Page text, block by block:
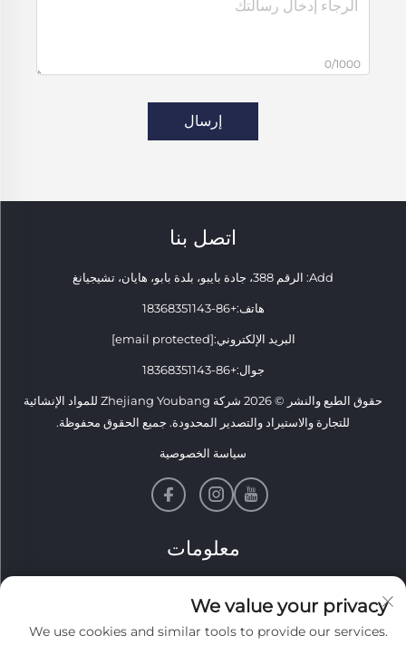
0/1000
إرسال
اتصل بنا
Add: الرقم 388، جادة بايبو، بلدة بابو، هايان، تشيجيانغ
هاتف:+86-18368351143
البريد الإلكتروني:[email protected]
جوال:+86-18368351143
حقوق الطبع والنشر © 2026 شركة Zhejiang Youbang للمواد الإنشائية
للتجارة والاستيراد والتصدير المحدودة. جميع الحقوق محفوظة.
سياسة الخصوصية
معلومات
We value your privacy
We use cookies and similar tools to provide our services.